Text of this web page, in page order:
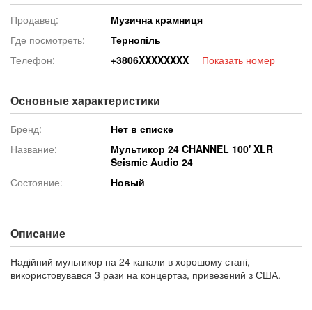
Продавец:
Музична крамниця
Где посмотреть:
Тернопіль
Телефон:
+3806XXXXXXXX Показать номер
Основные характеристики
Бренд:
Нет в списке
Название:
Мультикор 24 CHANNEL 100' XLR
Seismic Audio 24
Состояние:
Новый
Описание
Надійний мультикор на 24 канали в хорошому стані,
використовувався 3 рази на концертаз, привезений з США.